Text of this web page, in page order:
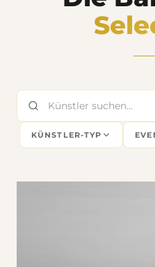
KÜNSTLER-TYP